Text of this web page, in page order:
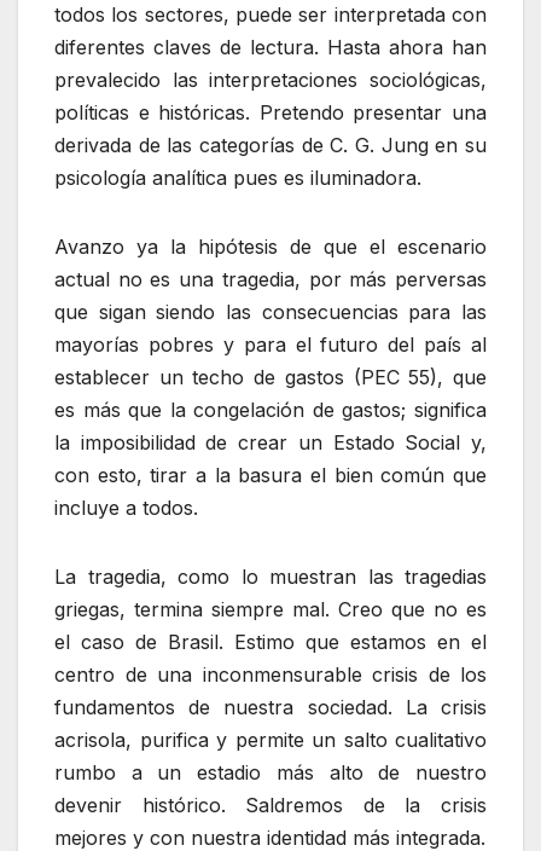
todos los sectores, puede ser interpretada con
diferentes claves de lectura. Hasta ahora han
prevalecido las interpretaciones sociológicas,
políticas e históricas. Pretendo presentar una
derivada de las categorías de C. G. Jung en su
psicología analítica pues es iluminadora.
Avanzo ya la hipótesis de que el escenario
actual no es una tragedia, por más perversas
que sigan siendo las consecuencias para las
mayorías pobres y para el futuro del país al
establecer un techo de gastos (PEC 55), que
es más que la congelación de gastos; significa
la imposibilidad de crear un Estado Social y,
con esto, tirar a la basura el bien común que
incluye a todos.
La tragedia, como lo muestran las tragedias
griegas, termina siempre mal. Creo que no es
el caso de Brasil. Estimo que estamos en el
centro de una inconmensurable crisis de los
fundamentos de nuestra sociedad. La crisis
acrisola, purifica y permite un salto cualitativo
rumbo a un estadio más alto de nuestro
devenir histórico. Saldremos de la crisis
mejores y con nuestra identidad más integrada.